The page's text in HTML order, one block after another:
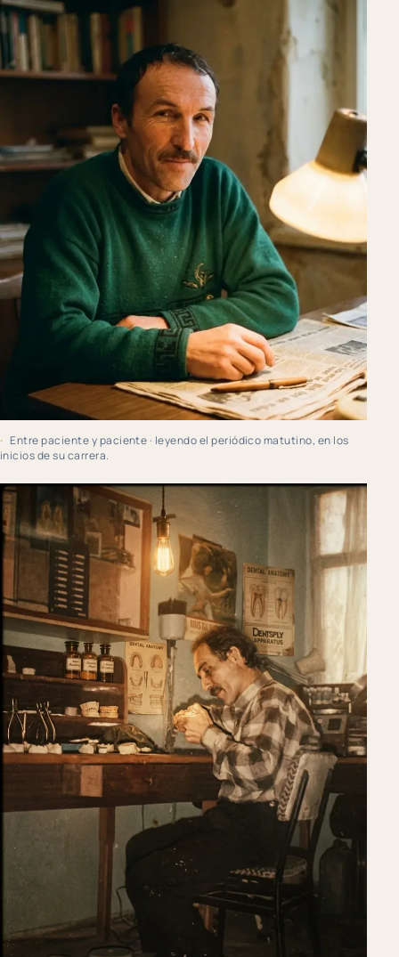
Entre paciente y paciente · leyendo el periódico matutino, en los
inicios de su carrera.